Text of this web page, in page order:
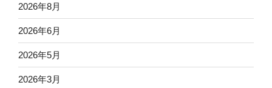
2026年8月
2026年6月
2026年5月
2026年3月